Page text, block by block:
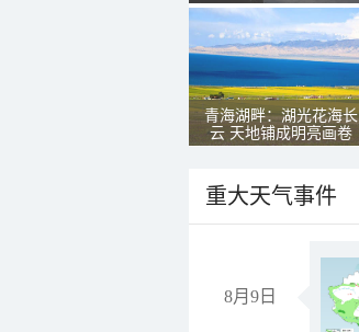
青海湖畔：湖光花海长
云 天地铺成明亮画卷
重大天气事件
8月9日